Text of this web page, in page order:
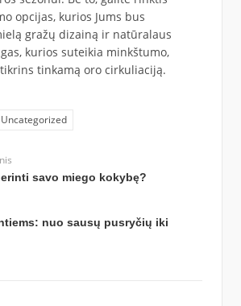
opcijas, kurios Jums bus
gražų dizainą ir natūralaus
kurios suteikia minkštumo,
tinkamą oro cirkuliaciją.
Uncategorized
savo miego kokybę?
nuo sausų pusryčių iki